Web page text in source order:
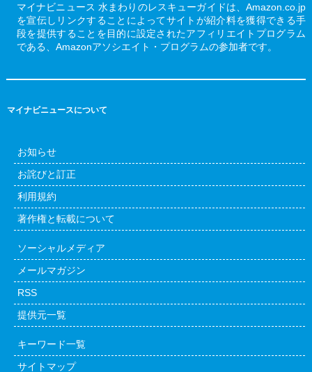
マイナビニュース 水まわりのレスキューガイドは、Amazon.co.jp
を宣伝しリンクすることによってサイトが紹介料を獲得できる手
段を提供することを目的に設定されたアフィリエイトプログラム
である、Amazonアソシエイト・プログラムの参加者です。
マイナビニュースについて
お知らせ
お詫びと訂正
利用規約
著作権と転載について
ソーシャルメディア
メールマガジン
RSS
提供元一覧
キーワード一覧
サイトマップ